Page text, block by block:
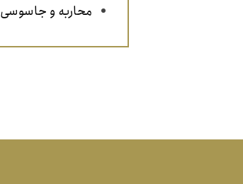
محاربه و جاسوسی